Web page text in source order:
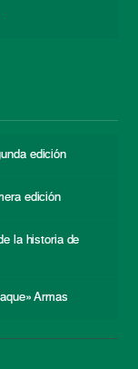
edición
edición
la historia de
Armas